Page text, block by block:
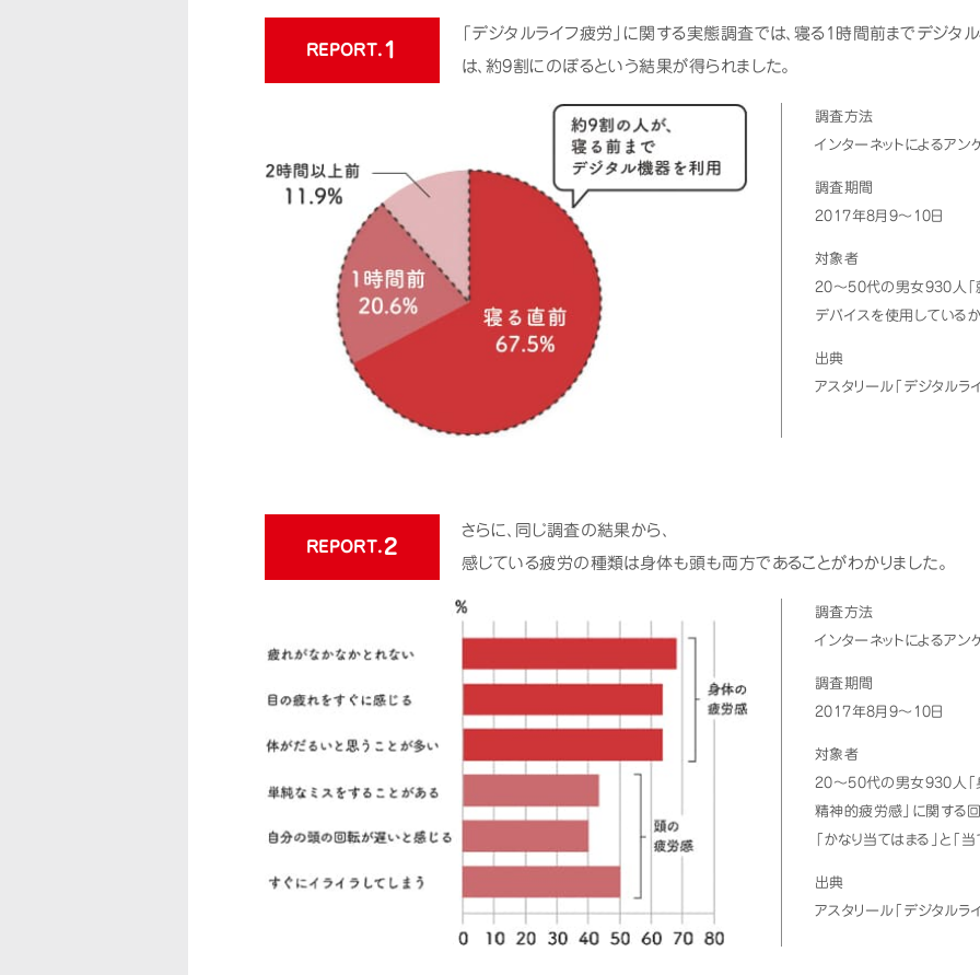
REPORT. 1
「デジタルライフ疲労」に関する実態調査では、寝る1時間前までデジ
は、約9割にのぼるという結果が得られました。
調査方法
インターネットによるアン
調査期間
2017年8月9～10日
対象者
20～50代の男女930人「
デバイスを使用している
出典
アスタリール「デジタル
REPORT. 2
さらに、同じ調査の結果から、
感じている疲労の種類は身体も頭も両方であることがわかりました。
調査方法
インターネットによるアン
調査期間
2017年8月9～10日
対象者
20～50代の男女930人「
精神的疲労感」に関する
「かなり当てはまる」と「
出典
アスタリール「デジタル